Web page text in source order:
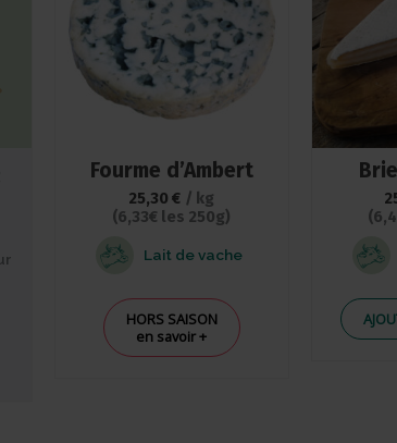
Fourme d’Ambert
25,30€ / kg
(6,33€ les 250g)
Lait de vache
HORS SAISON
en savoir +